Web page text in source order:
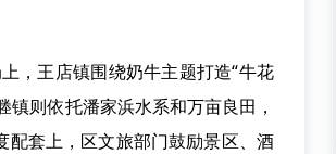
，王店镇围绕奶牛主题打造“牛花
则依托潘家浜水系和万亩良田，
套上，区文旅部门鼓励景区、酒